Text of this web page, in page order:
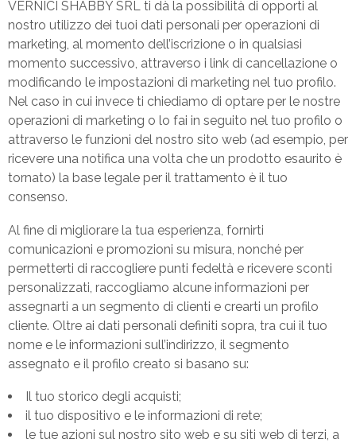
VERNICI SHABBY SRL ti dà la possibilità di opporti al
nostro utilizzo dei tuoi dati personali per operazioni di
marketing, al momento dell’iscrizione o in qualsiasi
momento successivo, attraverso i link di cancellazione o
modificando le impostazioni di marketing nel tuo profilo.
Nel caso in cui invece ti chiediamo di optare per le nostre
operazioni di marketing o lo fai in seguito nel tuo profilo o
attraverso le funzioni del nostro sito web (ad esempio, per
ricevere una notifica una volta che un prodotto esaurito è
tornato) la base legale per il trattamento è il tuo
consenso.
Al fine di migliorare la tua esperienza, fornirti
comunicazioni e promozioni su misura, nonché per
permetterti di raccogliere punti fedeltà e ricevere sconti
personalizzati, raccogliamo alcune informazioni per
assegnarti a un segmento di clienti e crearti un profilo
cliente. Oltre ai dati personali definiti sopra, tra cui il tuo
nome e le informazioni sull’indirizzo, il segmento
assegnato e il profilo creato si basano su:
Il tuo storico degli acquisti;
il tuo dispositivo e le informazioni di rete;
le tue azioni sul nostro sito web e su siti web di terzi, a